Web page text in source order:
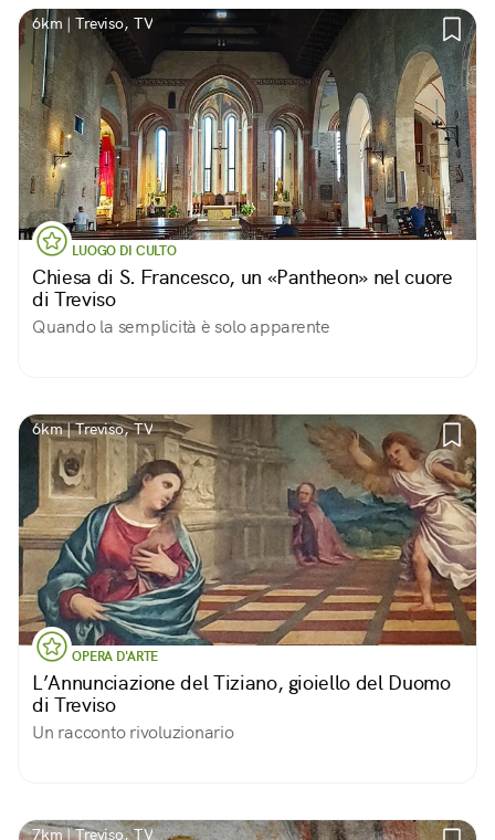
6km | Treviso, TV
LUOGO DI CULTO
Chiesa di S. Francesco, un «Pantheon» nel cuore
di Treviso
Quando la semplicità è solo apparente
6km | Treviso, TV
OPERA D'ARTE
L’Annunciazione del Tiziano, gioiello del Duomo
di Treviso
Un racconto rivoluzionario
7km | Treviso, TV